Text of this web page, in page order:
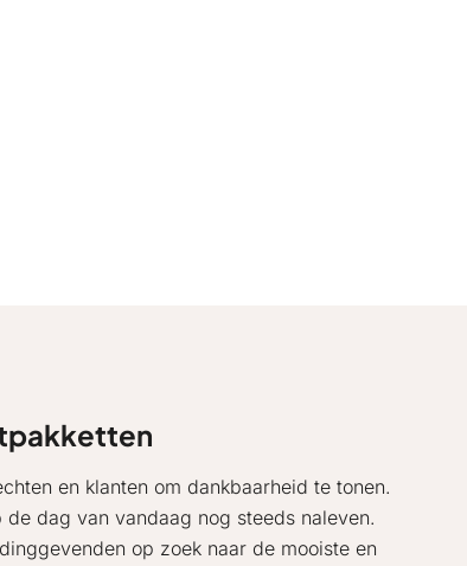
en klanten om dankbaarheid te tonen.
dag van vandaag nog steeds naleven.
op zoek naar de mooiste en